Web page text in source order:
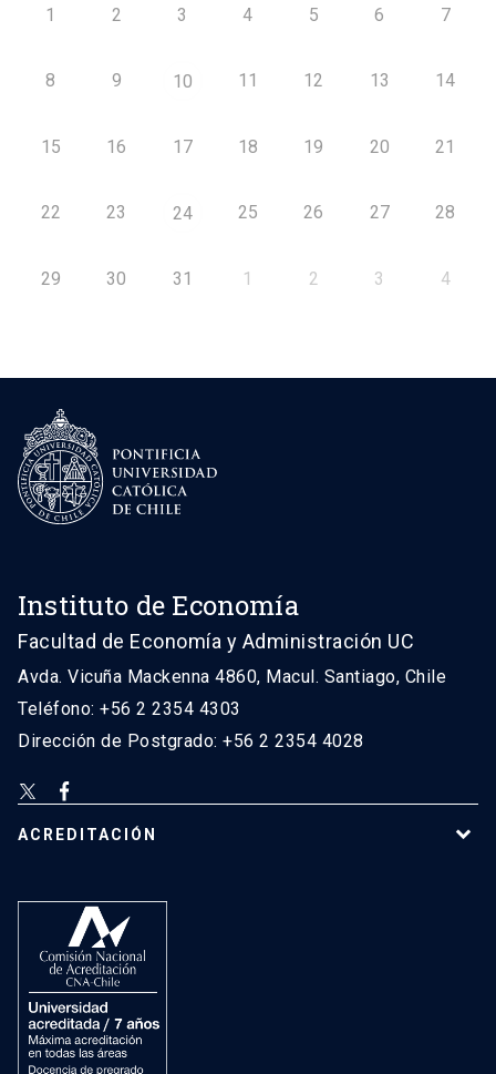
1 2 3 4 5 6 7
8 9 10 11 12 13 14
15 16 17 18 19 20 21
22 23 24 25 26 27 28
29 30 31 1 2 3 4
Instituto de Economía
Facultad de Economía y Administración UC
Avda. Vicuña Mackenna 4860, Macul. Santiago, Chile
Teléfono: +56 2 2354 4303
Dirección de Postgrado: +56 2 2354 4028
ACREDITACIÓN